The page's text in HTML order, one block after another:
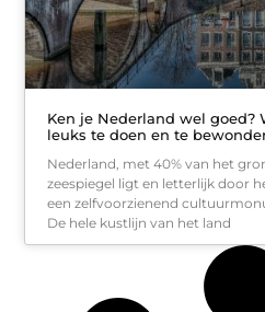
Ken je Nederland wel goed?
leuks te doen en te
Nederland, met 40% van het
zeespiegel ligt en letterlijk door
een zelfvoorzienend
De hele kustlijn van het land